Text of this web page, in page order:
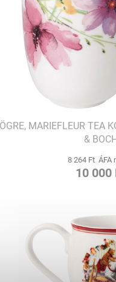
MARIEFLEUR TEA
&
8 264 Ft ÁFA
10 000